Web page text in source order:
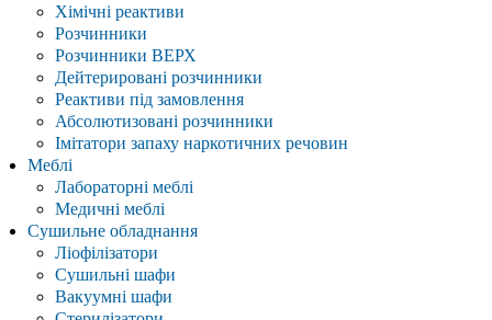
Хімічні реактиви
Розчинники
Розчинники ВЕРХ
Дейтерировані розчинники
Реактиви під замовлення
Абсолютизовані розчинники
Імітатори запаху наркотичних речовин
Меблі
Лабораторні меблі
Медичні меблі
Сушильне обладнання
Ліофілізатори
Сушильні шафи
Вакуумні шафи